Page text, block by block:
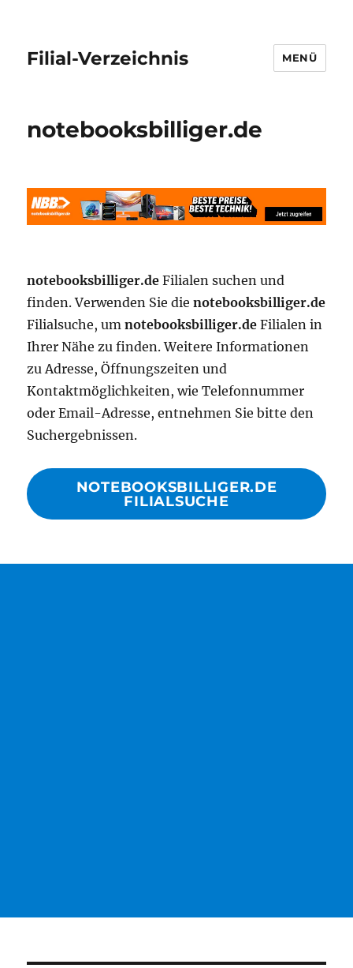
Filial-Verzeichnis MENÜ
notebooksbilliger.de
notebooksbilliger.de Filialen suchen und
finden. Verwenden Sie dienotebooksbilliger.de
Filialsuche, umnotebooksbilliger.de Filialen in
Ihrer Nähe zu finden. Weitere Informationen
zu Adresse, Öffnungszeiten und
Kontaktmöglichkeiten, wie Telefonnummer
oder Email-Adresse, entnehmen Sie bitte den
Suchergebnissen.
NOTEBOOKSBILLIGER.DE
FILIALSUCHE